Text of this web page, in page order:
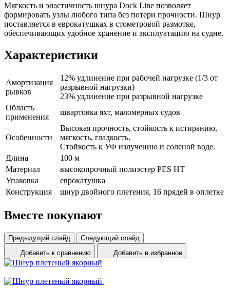
Мягкость и эластичность шнура Dock Line позволяет
формировать узлы любого типа без потери прочности. Шнур
поставляется в еврокатушках в стометровой размотке,
обеспечивающих удобное хранение и эксплуатацию на судне.
Характеристики
Амортизация
рывков
12% удлинение при рабочей нагрузке (1/3 от
разрывной нагрузки)
23% удлинение при разрывной нагрузке
Область
применения
швартовка яхт, маломерных судов
Особенности
Высокая прочность, стойкость к истиранию,
мягкость, гладкость.
Стойкость к УФ излучению и соленой воде.
Длина
100 м
Материал
высокопрочный полиэстер PES HT
Упаковка
еврокатушка
Конструкция
шнур двойного плетения, 16 прядей в оплетке
Вместе покупают
Предыдущий слайд
Следующий слайд
Добавить к сравнению
Добавить в избранное